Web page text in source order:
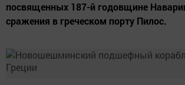
посвященных 187-й годовщине
сражения в греческом порту Пилос.